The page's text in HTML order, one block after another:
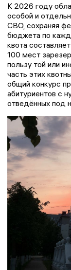
К 2026 году
особой и
СВО, сохраняя
бюджета по
квота
100 мест
пользу той или
часть этих
общий конкурс
абитуриентов с
отведённых под